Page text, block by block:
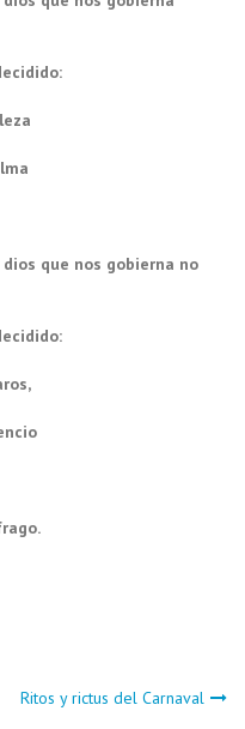
que nos gobierna no
Ritos y rictus del Carnaval